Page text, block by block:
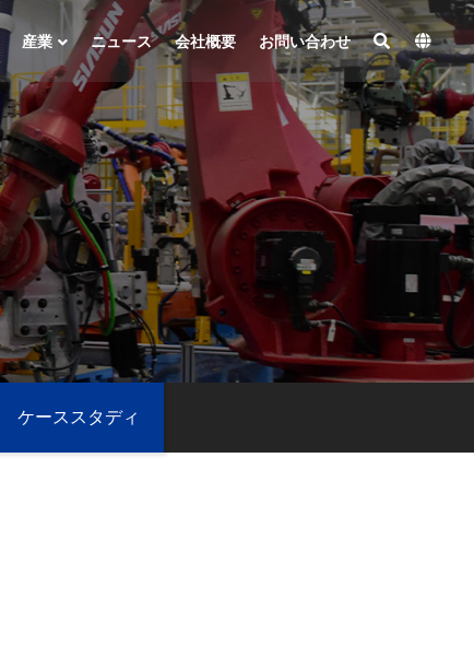
産業 ニュース 会社概要 お問い合わせ
ケーススタディ